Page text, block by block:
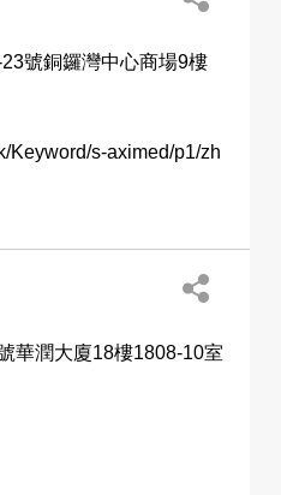
號銅鑼灣中心商場9樓
Keyword/s-aximed/p1/zh
華潤大廈18樓1808-10室